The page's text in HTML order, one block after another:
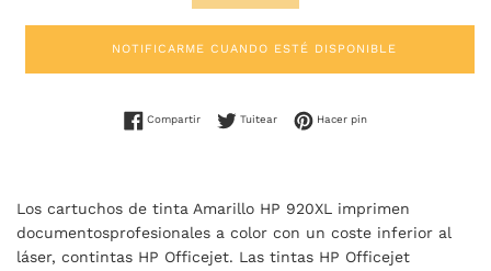
NOTIFICARME CUANDO ESTÉ DISPONIBLE
CompartirCompartir en Facebook
TuitearTuitear en Twitter
Hacer pinPinear en Pinterest
Los cartuchos de tinta Amarillo HP 920XL imprimen
documentosprofesionales a color con un coste inferior al
láser, contintas HP Officejet. Las tintas HP Officejet